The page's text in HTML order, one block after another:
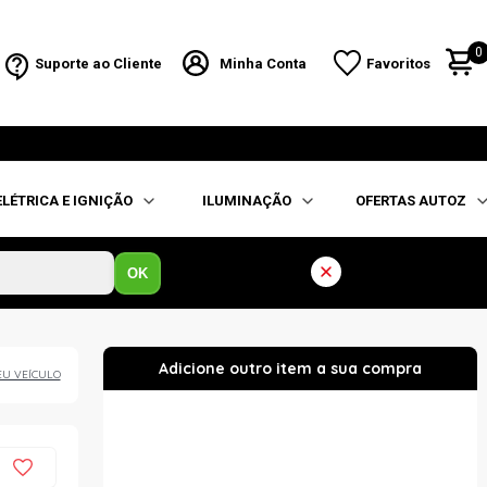
Suporte ao Cliente Minha Conta Favoritos
0
E IGNIÇÃO ILUMINAÇÃO OFERTAS AUTOZ
OK
VEÍCULO